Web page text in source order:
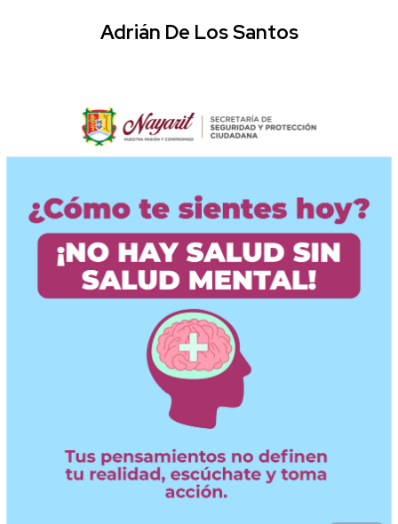
Adrián De Los Santos